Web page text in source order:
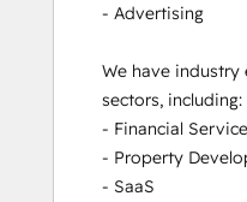
- Advertising
We have industry
sectors, including:
- Financial
- Property
- SaaS